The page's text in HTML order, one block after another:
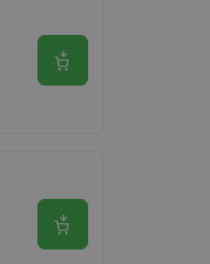
Se produkt
Se produkt